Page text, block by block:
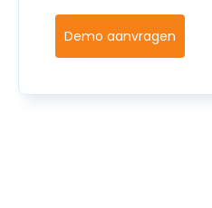
Demo aanvragen